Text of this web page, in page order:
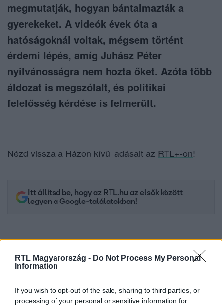
RTL Magyarország - Do Not Process My Personal
Information
If you wish to opt-out of the sale, sharing to third parties, or
processing of your personal or sensitive information for
megmutatják, hogyan bántalmazták a
gyerekeket. A videók évek óta a
hatóságoknál voltak, mégsem történt
érdemi lépés, amíg Juhász Péter
nyilvánosságra nem hozta őket. Azóta több
áldozat is megszólalt, és politikai
felelősség kérdése is felmerült.
Nézd vissza a Házon kívül adásait az RTL+-on!
Itt állítsd be, hogy az RTL.hu az elsők között
legyen a Google-találatokban!